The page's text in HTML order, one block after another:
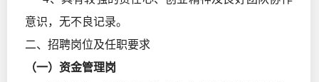
意识，无不良记录。
二、招聘岗位及任职要求
（一）资金管理岗